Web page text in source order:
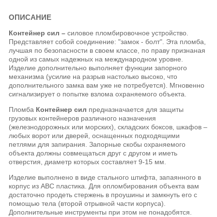
ОПИСАНИЕ
Контейнер сил –силовое пломбировочное устройство.
Представляет собой соединение: "замок - болт". Эта пломба,
лучшая по безопасности в своем классе, по праву признаная
одной из самых надежных на международном уровне.
Изделие дополнительно выполняет функции запорного
механизма (усилие на разрыв настолько высоко, что
дополнительного замка вам уже не потребуется). Мгновенно
сигнализирует о попытке взлома охраняемого объекта.
Пломба Контейнер сил предназначается для защиты
грузовых контейнеров различного назначения
(железнодорожных или морских), складских боксов, шкафов –
любых ворот или дверей, оснащенных подходящими
петлями для запирания. Запорные скобы охраняемого
объекта должны совмещаться друг с другом и иметь
отверстия, диаметр которых составляет 9-15 мм.
Изделие выполнено в виде стального штифта, запаянного в
корпус из АВС пластика. Для опломбирования объекта вам
достаточно продеть стержень в проушины и замкнуть его с
помощью тела (второй отрывной части корпуса).
Дополнительные инструменты при этом не понадобятся.